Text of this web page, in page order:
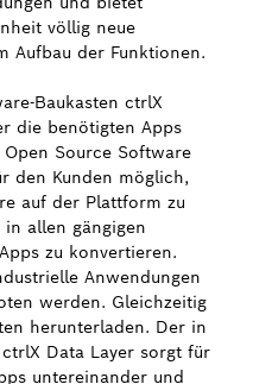
völlig neue
Aufbau der Funktionen.
Baukasten ctrlX
die benötigten Apps
Source Software
den Kunden möglich,
auf der Plattform zu
allen gängigen
zu konvertieren.
Anwendungen
werden. Gleichzeitig
herunterladen. Der in
Data Layer sorgt für
untereinander und